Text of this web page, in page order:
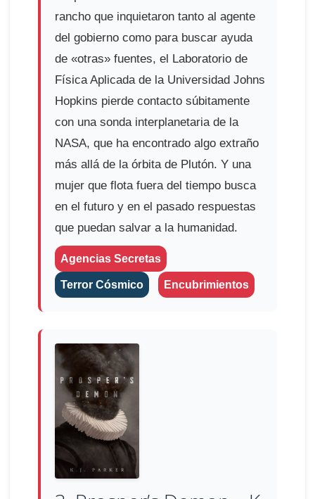
rancho que inquietaron tanto al agente
del gobierno como para buscar ayuda
de «otras» fuentes, el Laboratorio de
Física Aplicada de la Universidad Johns
Hopkins pierde contacto súbitamente
con una sonda interplanetaria de la
NASA, que ha encontrado algo extraño
más allá de la órbita de Plutón. Y una
mujer que flota fuera del tiempo busca
en el futuro y en el pasado respuestas
que puedan salvar a la humanidad.
Agencias Secretas
Terror Cósmico Encubrimientos